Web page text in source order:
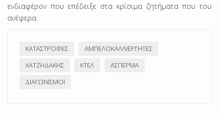
ενδιαφέρον που επέδειξε στα κρίσιμα ζητήματα που του
ανέφερα.
ΚΑΤΑΣΤΡΟΦΈΣ
ΑΜΠΕΛΟΚΑΛΛΙΕΡΓΗΤΈΣ
ΧΑΤΖΗΔΆΚΗΣ
ΚΤΕΛ
ΆΣΠΕΡΜΑ
ΔΙΑΓΩΝΙΣΜΟΊ